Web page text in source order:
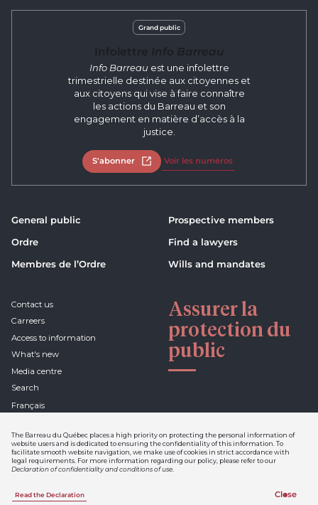
The Barreau du Québec places a high priority on protecting the personal information of
website users and is dedicated to ensuring the confidentiality of this information. To
facilitate smooth website navigation, we make use of cookies in strict accordance with
legal requirements. For more information regarding our policy, please refer to our
Declaration of confidentiality and conditions of use
Read the Declaration Close
Grand public
Info Barreau est une infolettre
trimestrielle destinée aux citoyennes et
aux citoyens qui vise à faire connaître
les actions du Barreau et son
engagement en matière d’accès à la
justice.
S'abonner Open in new tab
Voir les numéros
General public
Ordre
Membres de l’Ordre
Prospective members
Find a lawyers
Wills and mandates
Contact us
Carreers
Access to information
What's new
Media centre
Search
Français
Assurer la
protection du
public
Declaration of confidentiality
and conditions of use